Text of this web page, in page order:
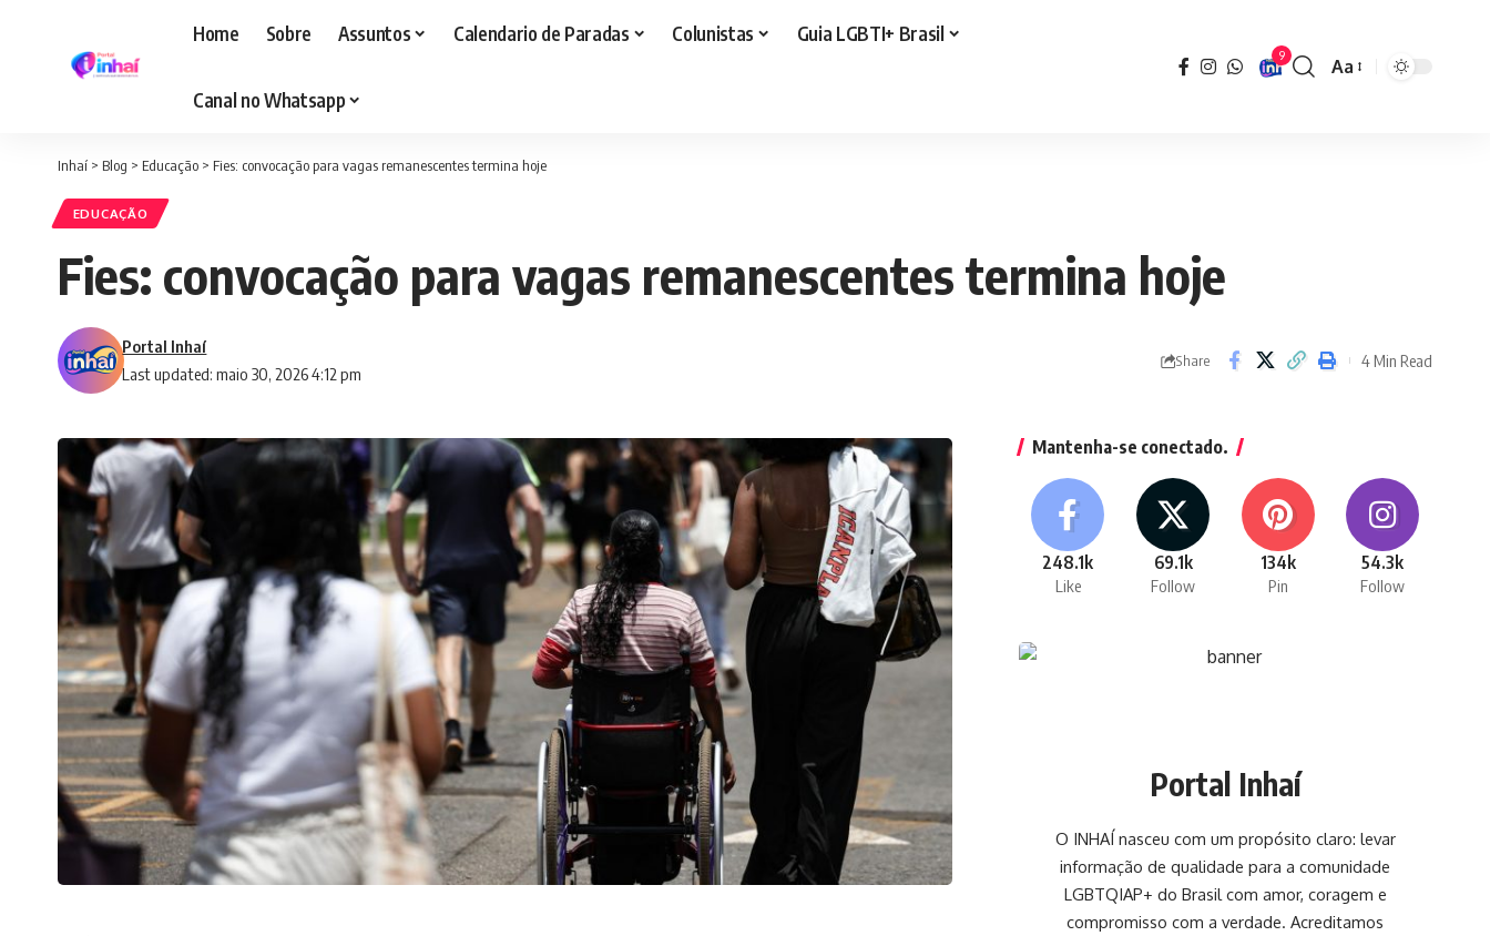
Home Sobre Assuntos Calendario de Paradas Colunistas Guia LGBTI+ Brasil
Canal no Whatsapp
9
Font
Aa
Inhaí > Blog > Educação > Fies: convocação para vagas remanescentes termina hoje
EDUCAÇÃO
Fies: convocação para vagas remanescentes termina hoje
Last updated: maio 30, 2026 4:12 pm
Portal Inhaí
Share 4 Min Read
Mantenha-se conectado.
248.1k
Like
69.1k
Follow
134k
Pin
54.3k
Follow
Portal Inhaí
O INHAÍ nasceu com um propósito claro: levar
informação de qualidade para a comunidade
LGBTQIAP+ do Brasil com amor, coragem e
compromisso com a verdade. Acreditamos